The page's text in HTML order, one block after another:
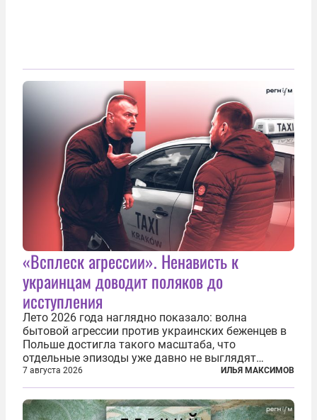
«Всплеск агрессии». Ненависть к
украинцам доводит поляков до
исступления
Лето 2026 года наглядно показало: волна
бытовой агрессии против украинских беженцев в
Польше достигла такого масштаба, что
отдельные эпизоды уже давно не выглядят
случайными. Поляки, судя по происходящему,
буквально теряют рассудок от ненависти к
украинским беженцам, и каждый новый случай
по-своему...
7 августа 2026 ИЛЬЯ МАКСИМОВ